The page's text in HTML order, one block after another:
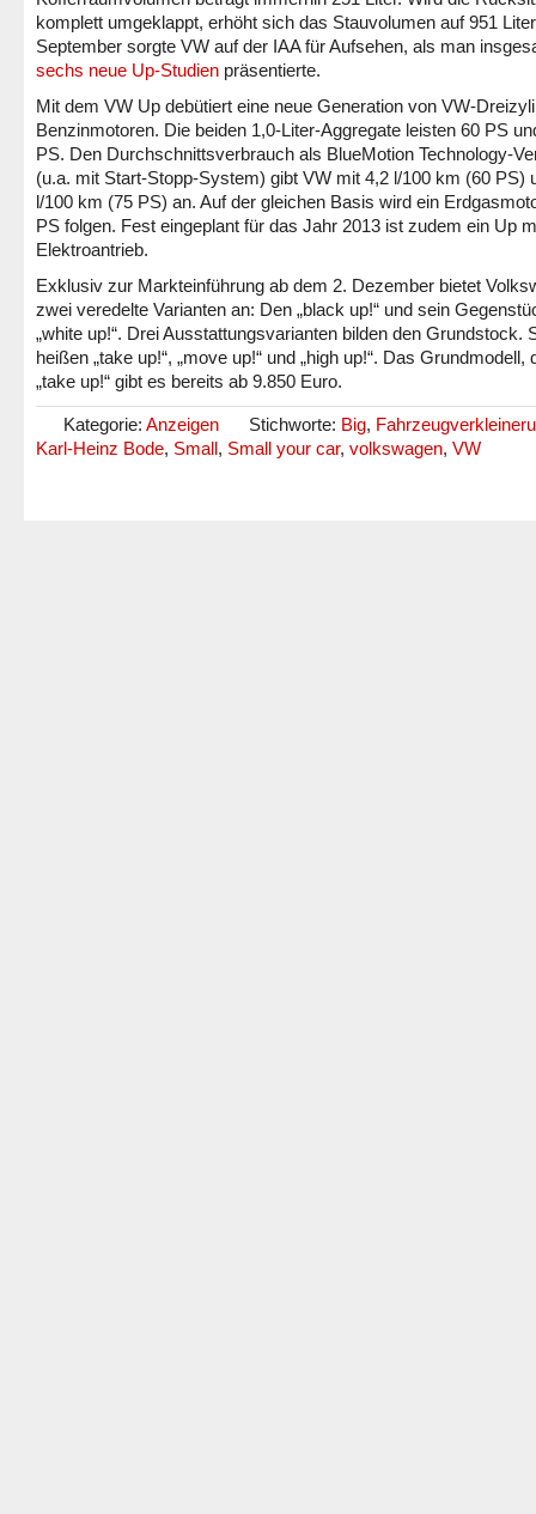
komplett umgeklappt, erhöht sich das Stauvolumen auf 951
September sorgte VW auf der IAA für Aufsehen, als man
sechs neue Up-Studien präsentierte.
Mit dem VW Up debütiert eine neue Generation von VW-
Benzinmotoren. Die beiden 1,0-Liter-Aggregate leisten 60 PS
PS. Den Durchschnittsverbrauch als BlueMotion Technology-
(u.a. mit Start-Stopp-System) gibt VW mit 4,2 l/100 km (60 PS)
l/100 km (75 PS) an. Auf der gleichen Basis wird ein
PS folgen. Fest eingeplant für das Jahr 2013 ist zudem ein Up
Elektroantrieb.
Exklusiv zur Markteinführung ab dem 2. Dezember bietet
zwei veredelte Varianten an: Den „black up!“ und sein
„white up!“. Drei Ausstattungsvarianten bilden den Grundstock.
heißen „take up!“, „move up!“ und „high up!“. Das Grundmodell,
„take up!“ gibt es bereits ab 9.850 Euro.
Kategorie: Anzeigen Stichworte: Big,
Karl-Heinz Bode, Small, Small your car, volkswagen, VW